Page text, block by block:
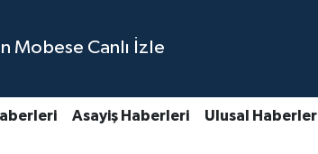
Mobese Canlı İzle
Asayiş Haberleri Ulusal Haberler